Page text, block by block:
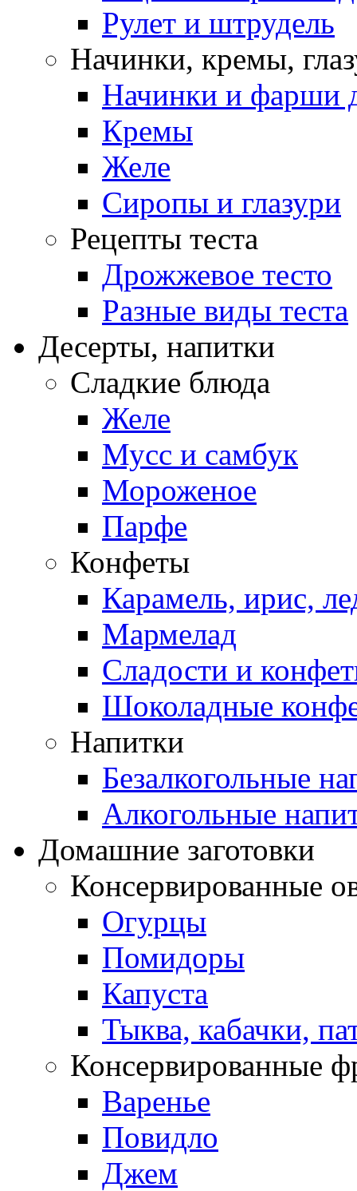
Рулет и штрудель
Начинки, кремы,
Начинки и фарши
Кремы
Желе
Сиропы и глазури
Рецепты теста
Дрожжевое тесто
Разные виды теста
Десерты, напитки
Сладкие блюда
Желе
Мусс и самбук
Мороженое
Парфе
Конфеты
Карамель, ирис,
Мармелад
Сладости и
Шоколадные
Напитки
Безалкогольные
Алкогольные
Домашние заготовки
Консервированные
Огурцы
Помидоры
Капуста
Тыква, кабачки,
Консервированные
Варенье
Повидло
Джем